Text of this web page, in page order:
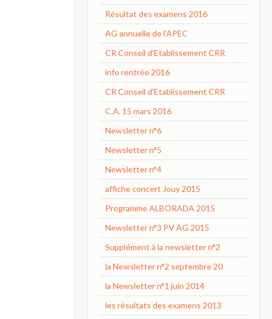
Résultat des examens 2016
AG annuelle de l'APEC
CR Conseil d'Etablissement CRR
info rentrée 2016
CR Conseil d'Etablissement CRR
C.A. 15 mars 2016
Newsletter n°6
Newsletter n°5
Newsletter n°4
affiche concert Jouy 2015
Programme ALBORADA 2015
Newsletter n°3 PV AG 2015
Supplément à la newsletter n°2
la Newsletter n°2 septembre 20
la Newsletter n°1 juin 2014
les résultats des examens 2013